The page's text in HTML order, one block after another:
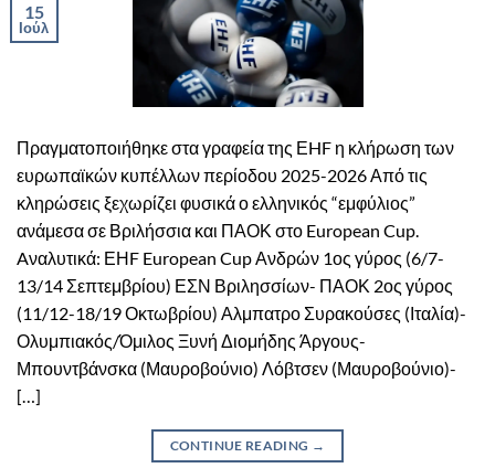
15
Ιούλ
Πραγματοποιήθηκε στα γραφεία της ΕHF η κλήρωση των
ευρωπαϊκών κυπέλλων περίοδου 2025-2026 Από τις
κληρώσεις ξεχωρίζει φυσικά ο ελληνικός “εμφύλιος”
ανάμεσα σε Βριλήσσια και ΠΑΟΚ στο European Cup.
Aναλυτικά: ΕΗF European Cup Ανδρών 1ος γύρος (6/7-
13/14 Σεπτεμβρίου) ΕΣΝ Βριλησσίων- ΠΑΟΚ 2ος γύρος
(11/12-18/19 Οκτωβρίου) Αλμπατρο Συρακούσες (Ιταλία)-
Ολυμπιακός/Όμιλος Ξυνή Διομήδης Άργους-
Μπουντβάνσκα (Μαυροβούνιο) Λόβτσεν (Μαυροβούνιο)-
[…]
CONTINUE READING →